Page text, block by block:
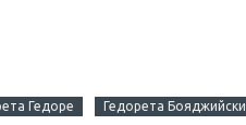
Гедоре Гедорета Бояджийски